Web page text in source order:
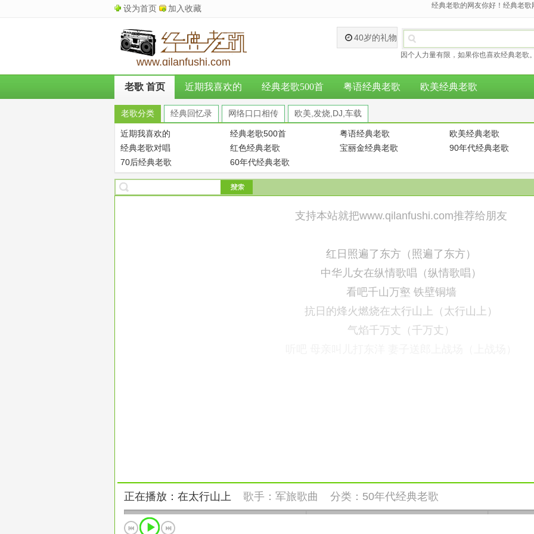
设为首页 加入收藏 经典老歌的网友你好！经典老
www.qilanfushi.com
40岁的礼物
因个人力量有限，如果你也喜欢经典老歌
老歌 首页 近期我喜欢的 经典老歌500首 粤语经典老歌 欧美经典老歌
老歌分类 经典回忆录 网络口口相传 欧美,发烧,DJ,车载
近期我喜欢的 经典老歌500首 粤语经典老歌 欧美经典老歌
经典老歌对唱
红色经典老歌 宝丽金经典老歌 90年代经典老歌
70后经典老歌
60年代经典老歌
支持本站就把www.qilanfushi.com推荐给朋友
红日照遍了东方（照遍了东方）
中华儿女在纵情歌唱（纵情歌唱）
看吧千山万壑 铁壁铜墙
抗日的烽火燃烧在太行山上（太行山上）
气焰千万丈（千万丈）
正在播放：在太行山上 歌手： 军旅歌曲 分类： 50年代经典老歌